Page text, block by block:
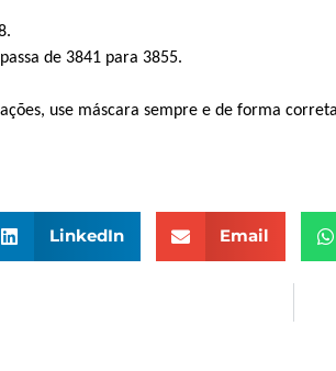
de 3841 para 3855.
use máscara sempre e de forma
LinkedIn Email